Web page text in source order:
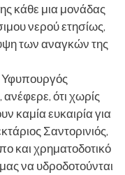
κάθε μια μονάδας
νερού ετησίως,
των αναγκών της
Υφυπουργός
ανέφερε, ότι χωρίς
καμία ευκαιρία για
Σαντορινιός,
και χρηματοδοτικό
να υδροδοτούνται